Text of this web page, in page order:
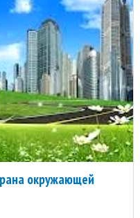
окружающей